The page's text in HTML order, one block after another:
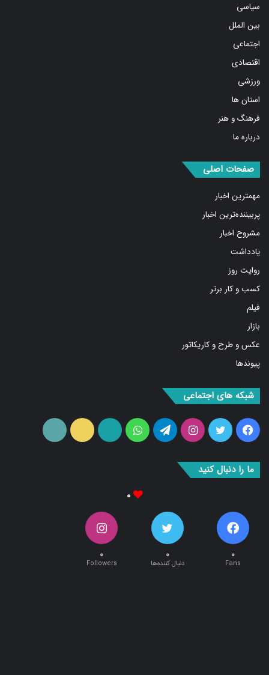
سیاسی
بین الملل
اجتماعی
اقتصادی
ورزشی
استان ها
فرهنگ و هنر
درباره ما
صفحات اصلی
مهمترین اخبار
پربیننده‌ترین اخبار
مشروح اخبار
یادداشت
روایت روز
کسب و کار برتر
فیلم
بازار
عکس و طرح و کاریکاتور
پیوندها
شبکه های اجتماعی
فیس
توییتر اینستاگرامتلگرام واتس
آپارات ایتا
ما را دنبال کنید
۰
۰
Fans
۰
دنبال کننده‌ها
۰
Followers